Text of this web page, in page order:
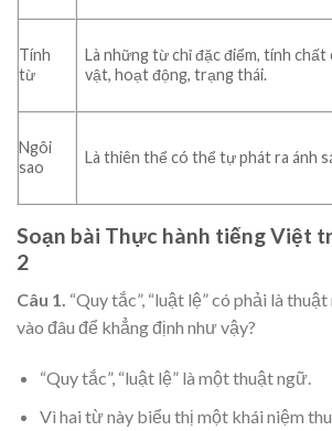
Tính
từ
Là những từ chỉ đặc điểm, tính chất
vật, hoạt động, trạng thái.
Ngôi
sao
Là thiên thể có thể tự phát ra ánh
Soạn bài Thực hành tiếng Việt
2
Câu 1. “Quy tắc”, “luật lệ” có phải là
vào đâu để khẳng định như vậy?
“Quy tắc”, “luật lệ” là một thuật ngữ.
Vì hai từ này biểu thị một khái niệm